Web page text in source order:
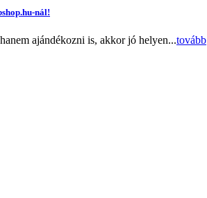
nál!
ajándékozni is, akkor jó helyen...tovább